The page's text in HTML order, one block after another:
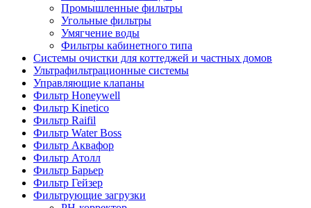
Промышленные фильтры
Угольные фильтры
Умягчение воды
Фильтры кабинетного типа
Системы очистки для коттеджей и частных домов
Ультрафильтрационные системы
Управляющие клапаны
Фильтр Honeywell
Фильтр Kinetico
Фильтр Raifil
Фильтр Water Boss
Фильтр Аквафор
Фильтр Атолл
Фильтр Барьер
Фильтр Гейзер
Фильтрующие загрузки